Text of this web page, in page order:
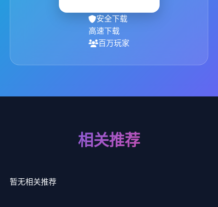
安全下载
高速下载
百万玩家
相关推荐
暂无相关推荐